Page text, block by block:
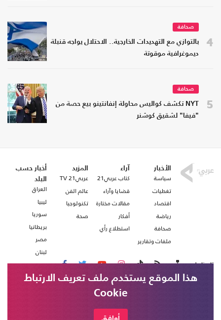
4
صحافة
بالتوازي مع التهديدات الخارجية.. الاحتلال يواجه قنبلة
ديموغرافية موقوتة
5
صحافة
NYT تكشف كواليس محاولة إنفانتينو بيع حصة من
"فيفا" لشقيق كوشنر
الأخبار
سياسة
تغطيات
اقتصاد
رياضة
صحافة
ملفات وتقارير
آراء
كتاب عربي21
قضايا وآراء
مقالات مختارة
أفكار
استطلاع رأي
المزيد
عربي21 TV
عالم الفن
تكنولوجيا
صحة
أخبار حسب
البلد
العراق
ليبيا
سوريا
بريطانيا
مصر
لبنان
تابعنا على
هذا الموقع يستخدم ملف تعريف الارتباط
Cookie
أوافق